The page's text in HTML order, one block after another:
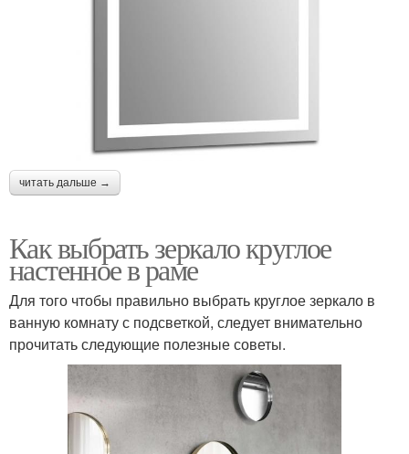
читать дальше →
Как выбрать зеркало круглое
настенное в раме
Для того чтобы правильно выбрать круглое зеркало в
ванную комнату с подсветкой, следует внимательно
прочитать следующие полезные советы.